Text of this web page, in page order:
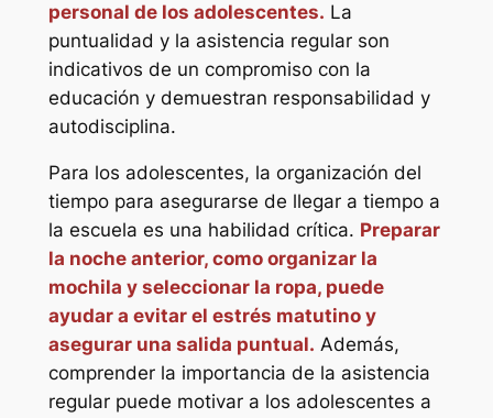
personal de los adolescentes. La
puntualidad y la asistencia regular son
indicativos de un compromiso con la
educación y demuestran responsabilidad y
autodisciplina.
Para los adolescentes, la organización del
tiempo para asegurarse de llegar a tiempo a
la escuela es una habilidad crítica. Preparar
la noche anterior, como organizar la
mochila y seleccionar la ropa, puede
ayudar a evitar el estrés matutino y
asegurar una salida puntual. Además,
comprender la importancia de la asistencia
regular puede motivar a los adolescentes a